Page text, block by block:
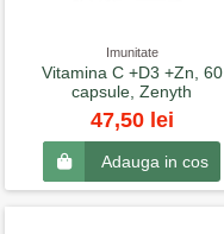
Imunitate
Vitamina C +D3 +Zn, 60
capsule, Zenyth
47,50 lei
Adauga in cos